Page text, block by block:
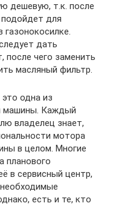
дешевую, т.к. после
для
дать
после чего заменить
масляный фильтр.
одна из
машины. Каждый
владелец знает,
мотора
в целом. Многие
планового
в сервисный центр,
есть и те, кто